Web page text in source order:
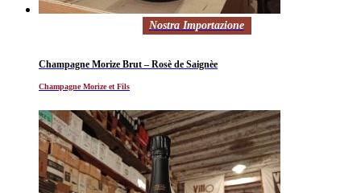
Nostra Importazione
Champagne Morize Brut – Rosè de Saignèe
Champagne Morize et Fils